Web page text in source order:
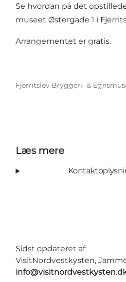
Se hvordan på det
museet Østergade 1 i
Arrangementet er gratis.
Fjerritslev Bryggeri- &
Læs mere
Sidst opdateret af:
VisitNordvestkysten,